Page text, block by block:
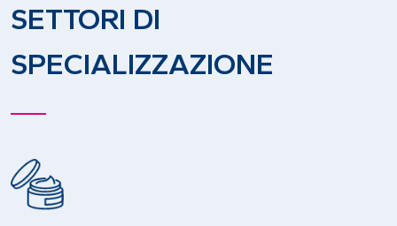
SETTORI DI
SPECIALIZZAZIONE